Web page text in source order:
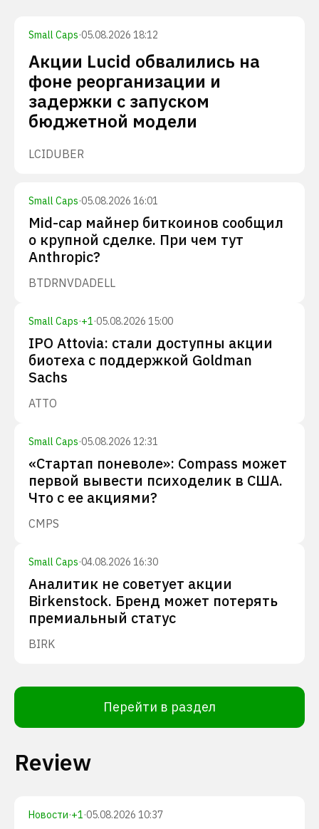
Small Caps·05.08.2026 18:12
Акции Lucid обвалились на
фоне реорганизации и
задержки с запуском
бюджетной модели
LCIDUBER
Small Caps·05.08.2026 16:01
Mid-cap майнер биткоинов сообщил
о крупной сделке. При чем тут
Anthropic?
BTDRNVDADELL
Small Caps·+1·05.08.2026 15:00
IPO Attovia: стали доступны акции
биотеха с поддержкой Goldman
Sachs
ATTO
Small Caps·05.08.2026 12:31
«Стартап поневоле»: Compass может
первой вывести психоделик в США.
Что с ее акциями?
CMPS
Small Caps·04.08.2026 16:30
Аналитик не советует акции
Birkenstock. Бренд может потерять
премиальный статус
BIRK
Перейти в раздел
Review
Новости·+1·05.08.2026 10:37